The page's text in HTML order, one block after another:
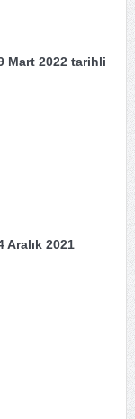
Mart 2022 tarihli
Aralık 2021